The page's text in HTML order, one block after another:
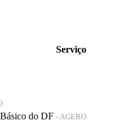
Serviço
do DF - AGERO